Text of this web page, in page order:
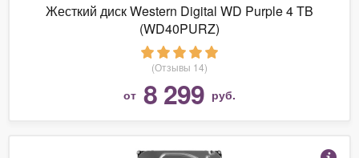
Жесткий диск Western Digital WD Purple 4 TB
(WD40PURZ)
(Отзывы 14)
от 8 299 руб.